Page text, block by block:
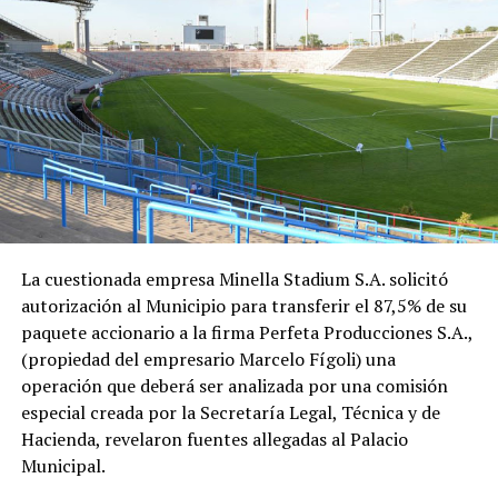
La cuestionada empresa Minella Stadium S.A. solicitó
autorización al Municipio para transferir el 87,5% de su
paquete accionario a la firma Perfeta Producciones S.A.,
(propiedad del empresario Marcelo Fígoli) una
operación que deberá ser analizada por una comisión
especial creada por la Secretaría Legal, Técnica y de
Hacienda, revelaron fuentes allegadas al Palacio
Municipal.